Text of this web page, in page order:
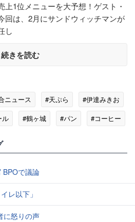
1位メニューを大予想！ゲスト・
回は、2月にサンドウィッチマンが
し
続きを読む
ニュース #天ぷら
#伊達みきお
ル #鶴ヶ城 #パン #コーヒー
BPOで議論
レ以下」
に怒りの声